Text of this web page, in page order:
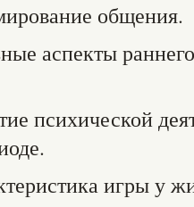
общения.
аспекты
психической
игры у